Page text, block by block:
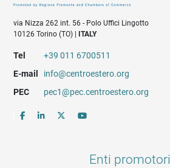
via Nizza 262 int. 56 - Polo Uffici Lingotto
10126 Torino (TO) |
ITALY
Tel
+39 011 6700511
E-mail
info@centroestero.org
PEC
pec1@pec.centroestero.org
Enti promotori